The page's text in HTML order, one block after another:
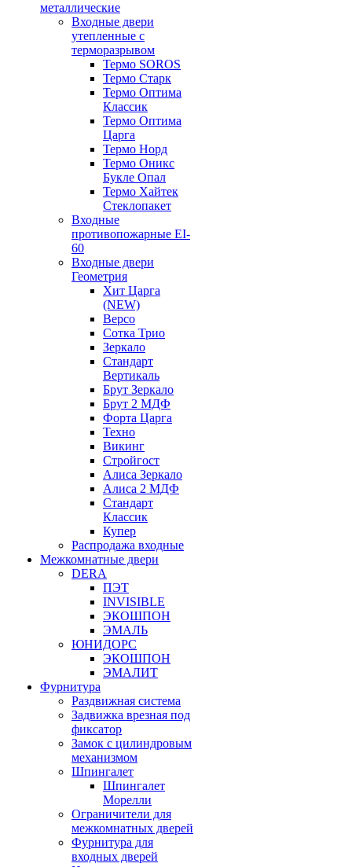
металлические
Входные двери
утепленные с
терморазрывом
Термо SOROS
Термо Старк
Термо Оптима
Классик
Термо Оптима
Царга
Термо Норд
Термо Оникс
Букле Опал
Термо Хайтек
Стеклопакет
Входные
противопожарные EI-
60
Входные двери
Геометрия
Хит Царга
(NEW)
Версо
Сотка Трио
Зеркало
Стандарт
Вертикаль
Брут Зеркало
Брут 2 МДФ
Форта Царга
Техно
Викинг
Стройгост
Алиса Зеркало
Алиса 2 МДФ
Стандарт
Классик
Купер
Распродажа входные
Межкомнатные двери
DERA
ПЭТ
INVISIBLE
ЭКОШПОН
ЭМАЛЬ
ЮНИДОРС
ЭКОШПОН
ЭМАЛИТ
Фурнитура
Раздвижная система
Задвижка врезная под
фиксатор
Замок с цилиндровым
механизмом
Шпингалет
Шпингалет
Морелли
Ограничители для
межкомнатных дверей
Фурнитура для
входных дверей